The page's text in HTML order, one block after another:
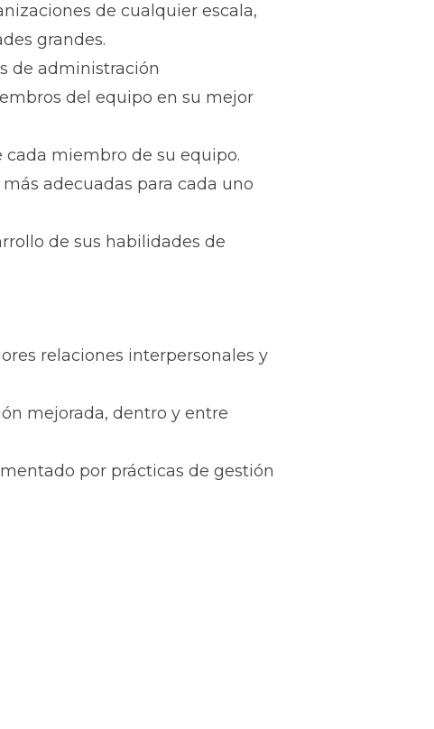
de cualquier escala,
grandes.
de administración
del equipo en su mejor
miembro de su equipo.
adecuadas para cada uno
de sus habilidades de
relaciones interpersonales y
mejorada, dentro y entre
por prácticas de gestión